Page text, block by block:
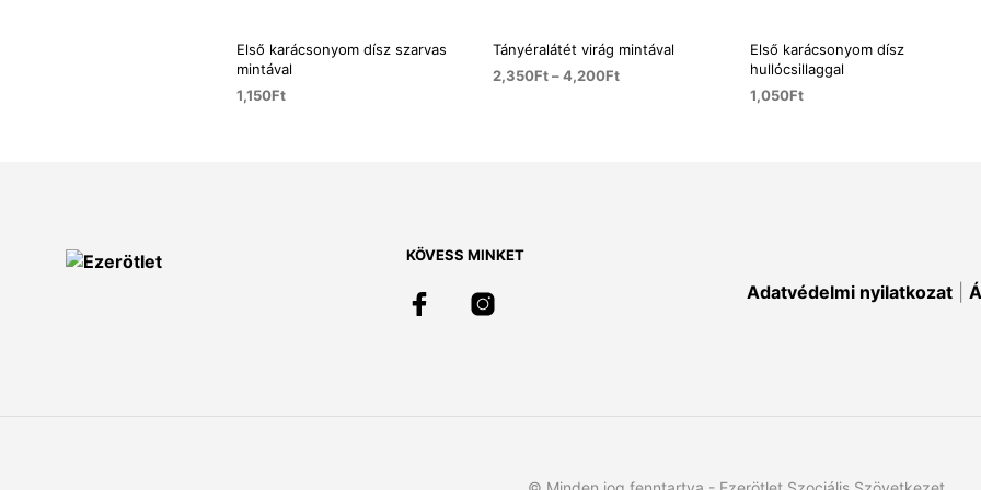
Első karácsonyom dísz szarvas
mintával
1,150Ft
Tányéralátét virág mintával
2,350Ft–4,200Ft
Első karácsonyom dísz
hullócsillaggal
1,050Ft
KÖVESS MINKET
Adatvédelmi nyilatkozat